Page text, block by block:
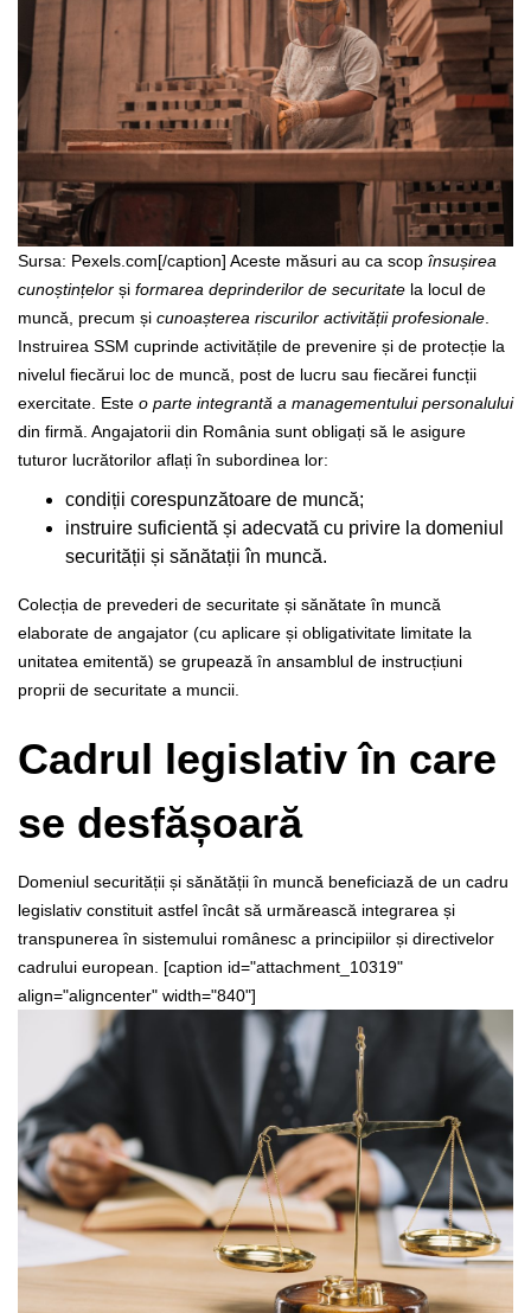
Sursa: Pexels.com[/caption] Aceste măsuri au ca scop însușirea
cunoștințelor și formarea deprinderilor de securitate la locul de
muncă, precum și cunoașterea riscurilor activității profesionale
Instruirea SSM cuprinde activitățile de prevenire și de protecție la
nivelul fiecărui loc de muncă, post de lucru sau fiecărei funcții
exercitate. Este o parte integrantă a managementului personalului
din firmă. Angajatorii din România sunt obligați să le asigure
tuturor lucrătorilor aflați în subordinea lor:
condiții corespunzătoare de muncă;
instruire suficientă și adecvată cu privire la domeniul
securității și sănătații în muncă.
Colecția de prevederi de securitate și sănătate în muncă
elaborate de angajator (cu aplicare și obligativitate limitate la
unitatea emitentă) se grupează în ansamblul de instrucțiuni
proprii de securitate a muncii.
Cadrul legislativ în care
se desfășoară
Domeniul securității și sănătății în muncă beneficiază de un cadru
legislativ constituit astfel încât să urmărească integrarea și
transpunerea în sistemului românesc a principiilor și directivelor
cadrului european.
[caption id="attachment_10319"
align="aligncenter" width="840"]